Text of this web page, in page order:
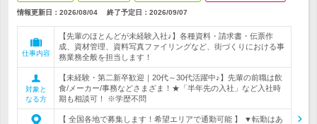
情報更新日：2026/08/04 終了予定日： 2026/09/07
仕事内容
【先輩のほとんどが未経験入社♪】各種資料・請求書・伝票作
成、資材管理、資料写真ファイリングなど、街づくりにおける事
務業務全般を担当します！
対象と
なる方
【未経験・第二新卒歓迎｜20代～30代活躍中♪】先輩の前職は飲
食/メーカー/事務などさまざま！★「半年先の入社」など入社時
期も相談可！ ※学歴不問
【 全国各地で募集します！希望エリアで通勤可能 】 ▼転勤はあ